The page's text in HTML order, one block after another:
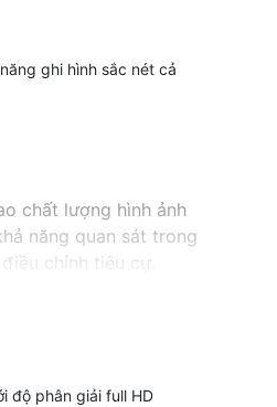
ghi hình sắc nét cả
chất lượng hình ảnh
năng quan sát trong
chỉnh tiêu cự.
độ phân giải full HD